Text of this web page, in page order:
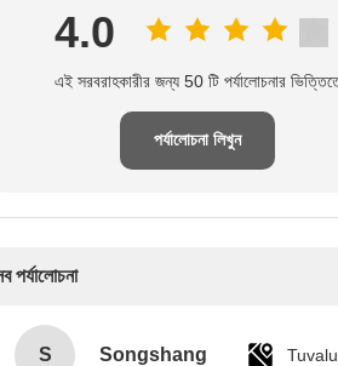
4.0
এই সরবরাহকারীর জন্য 50 টি পর্যালোচনার
পর্যালোচনা লিখুন
পর্যালোচনা
S Songshang Tuvalu